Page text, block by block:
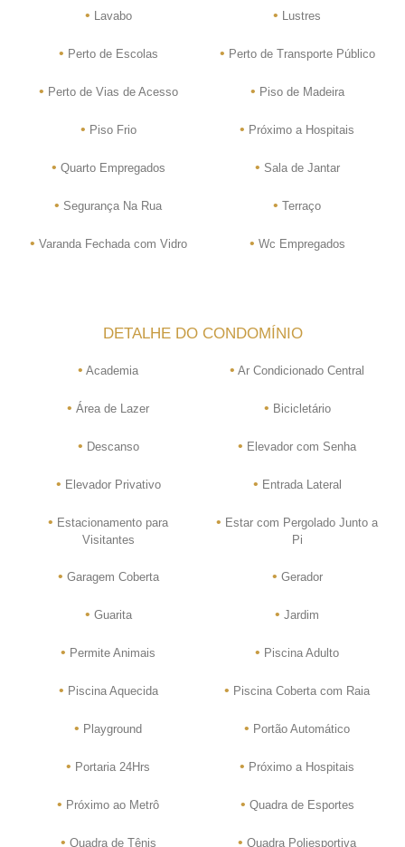
• Lavabo • Lustres
• Perto de Escolas • Perto de Transporte Público
• Perto de Vias de Acesso • Piso de Madeira
• Piso Frio • Próximo a Hospitais
• Quarto Empregados • Sala de Jantar
• Segurança Na Rua • Terraço
• Varanda Fechada com Vidro • Wc Empregados
DETALHE DO CONDOMÍNIO
• Academia • Ar Condicionado Central
• Área de Lazer • Bicicletário
• Descanso • Elevador com Senha
• Elevador Privativo • Entrada Lateral
• Estacionamento para
Visitantes
• Estar com Pergolado Junto a
Pi
• Garagem Coberta • Gerador
• Guarita • Jardim
• Permite Animais • Piscina Adulto
• Piscina Aquecida • Piscina Coberta com Raia
• Playground • Portão Automático
• Portaria 24Hrs • Próximo a Hospitais
• Próximo ao Metrô • Quadra de Esportes
• Quadra de Tênis • Quadra Poliesportiva